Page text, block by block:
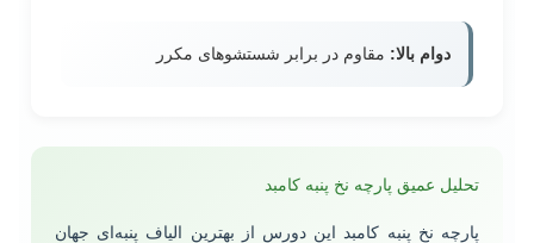
دوام بالا: مقاوم در برابر شستشوهای مکرر
تحلیل عمیق پارچه نخ پنبه کامبد
پارچه نخ پنبه کامبد این دورس از بهترین الیاف پنبه‌ای جهان